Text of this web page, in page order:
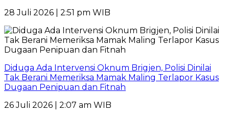
28 Juli 2026 | 2:51 pm WIB
Diduga Ada Intervensi Oknum Brigjen, Polisi Dinilai
Tak Berani Memeriksa Mamak Maling Terlapor Kasus
Dugaan Penipuan dan Fitnah
26 Juli 2026 | 2:07 am WIB